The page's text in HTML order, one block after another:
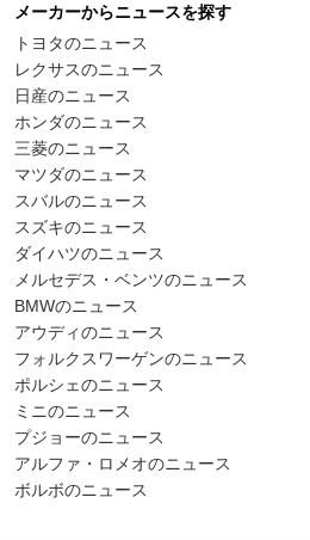
メーカーからニュースを探す
トヨタのニュース
レクサスのニュース
日産のニュース
ホンダのニュース
三菱のニュース
マツダのニュース
スバルのニュース
スズキのニュース
ダイハツのニュース
メルセデス・ベンツのニュース
BMWのニュース
アウディのニュース
フォルクスワーゲンのニュース
ポルシェのニュース
ミニのニュース
プジョーのニュース
アルファ・ロメオのニュース
ボルボのニュース